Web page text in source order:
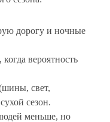
дорогу и ночные
, когда вероятность
свет,
сезон.
меньше, но